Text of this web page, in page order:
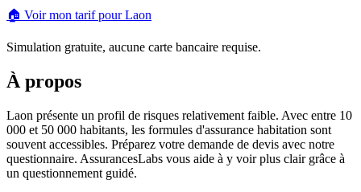
🏠 Voir mon tarif pourLaon
Simulation gratuite, aucune carte bancaire requise.
À propos
Laon présente un profil de risques relativement faible. Avec entre 10
000 et 50 000 habitants, les formules d'assurance habitation sont
souvent accessibles. Préparez votre demande de devis avec notre
questionnaire. AssurancesLabs vous aide à y voir plus clair grâce à
un questionnement guidé.